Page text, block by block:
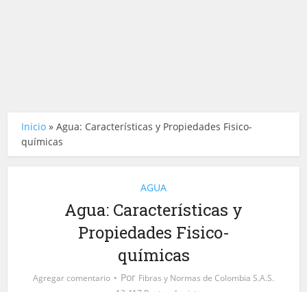
Inicio »Agua: Características y Propiedades Fisico-
químicas
AGUA
Agua: Características y
Propiedades Fisico-
químicas
Agregar comentario Por Fibras y Normas de Colombia S.A.S.